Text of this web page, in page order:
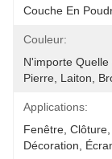
Couche En
Couleur:
N'importe
Pierre, Laiton,
Applications:
Fenêtre,
Décoration,